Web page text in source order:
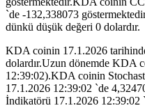
`de -132,338073
dünkü düşük değeri 0 dolardır.
KDA coinin 17.1.2026
dolardır.Uzun dönemde KDA
12:39:02).KDA coinin
17.1.2026 12:39:02 `de
İndikatörü 17.1.2026 12:39:02